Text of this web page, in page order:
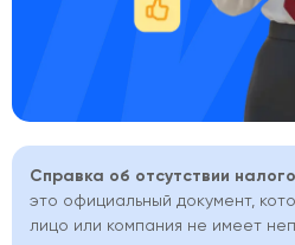
Справка об отсутствии
это официальный документ,
лицо или компания не имеет